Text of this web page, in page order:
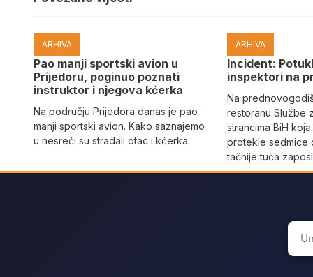
ARHIVA
Pao manji sportski avion u
Prijedoru, poginuo poznati
instruktor i njegova kćerka
Na području Prijedora danas je pao
manji sportski avion. Kako saznajemo
u nesreći su stradali otac i kćerka.
ARHIVA
Incident:
inspektori na
Na
restoranu Službe
strancima BiH
protekle sedmice
tačnije tuča
for: